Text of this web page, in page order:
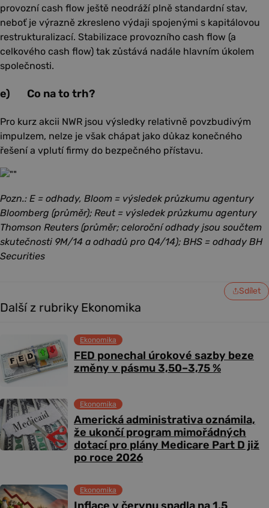
provozní cash flow ještě neodráží plně standardní stav,
neboť je výrazně zkresleno výdaji spojenými s kapitálovou
restrukturalizací. Stabilizace provozního cash flow (a
celkového cash flow) tak zůstává nadále hlavním úkolem
společnosti.
e) Co na to trh?
Pro kurz akcii NWR jsou výsledky relativně povzbudivým
impulzem, nelze je však chápat jako důkaz konečného
řešení a vplutí firmy do bezpečného přístavu.
Pozn.: E = odhady, Bloom = výsledek průzkumu agentury
Bloomberg (průměr); Reut = výsledek průzkumu agentury
Thomson Reuters (průměr; celoroční odhady jsou součtem
skutečnosti 9M/14 a odhadů pro Q4/14); BHS = odhady BH
Securities
Sdílet
Další z rubriky Ekonomika
FED ponechal úrokové sazby beze
změny v pásmu 3,50–3,75 %
Ekonomika
Americká administrativa oznámila,
že ukončí program mimořádných
dotací pro plány Medicare Part D již
po roce 2026
Ekonomika
Ekonomika